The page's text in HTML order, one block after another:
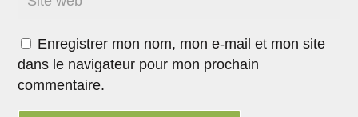
Enregistrer mon nom, mon e-mail et mon site
dans le navigateur pour mon prochain
commentaire.